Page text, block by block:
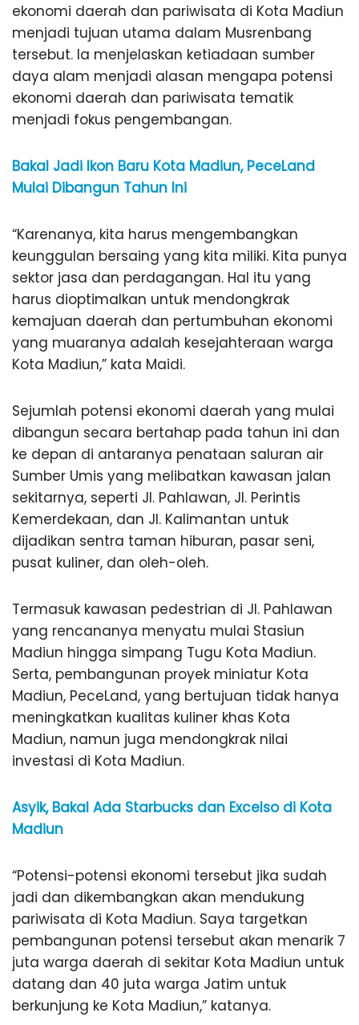
ekonomi daerah dan pariwisata di Kota Madiun
menjadi tujuan utama dalam Musrenbang
tersebut. Ia menjelaskan ketiadaan sumber
daya alam menjadi alasan mengapa potensi
ekonomi daerah dan pariwisata tematik
menjadi fokus pengembangan.
Bakal Jadi Ikon Baru Kota Madiun, PeceLand
Mulai Dibangun Tahun Ini
“Karenanya, kita harus mengembangkan
keunggulan bersaing yang kita miliki. Kita punya
sektor jasa dan perdagangan. Hal itu yang
harus dioptimalkan untuk mendongkrak
kemajuan daerah dan pertumbuhan ekonomi
yang muaranya adalah kesejahteraan warga
Kota Madiun,” kata Maidi.
Sejumlah potensi ekonomi daerah yang mulai
dibangun secara bertahap pada tahun ini dan
ke depan di antaranya penataan saluran air
Sumber Umis yang melibatkan kawasan jalan
sekitarnya, seperti Jl. Pahlawan, Jl. Perintis
Kemerdekaan, dan Jl. Kalimantan untuk
dijadikan sentra taman hiburan, pasar seni,
pusat kuliner, dan oleh-oleh.
Termasuk kawasan pedestrian di Jl. Pahlawan
yang rencananya menyatu mulai Stasiun
Madiun hingga simpang Tugu Kota Madiun.
Serta, pembangunan proyek miniatur Kota
Madiun, PeceLand, yang bertujuan tidak hanya
meningkatkan kualitas kuliner khas Kota
Madiun, namun juga mendongkrak nilai
investasi di Kota Madiun.
Asyik, Bakal Ada Starbucks dan Excelso di Kota
Madiun
“Potensi-potensi ekonomi tersebut jika sudah
jadi dan dikembangkan akan mendukung
pariwisata di Kota Madiun. Saya targetkan
pembangunan potensi tersebut akan menarik 7
juta warga daerah di sekitar Kota Madiun untuk
datang dan 40 juta warga Jatim untuk
berkunjung ke Kota Madiun,” katanya.